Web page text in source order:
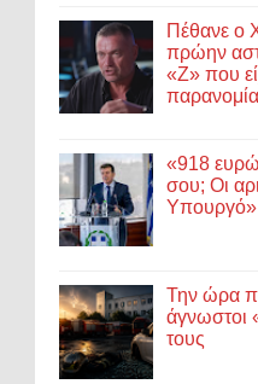
Πέθανε ο
πρώην
«Ζ» που
παρανομία
«918 ευρώ
σου; Οι
Υπουργό»
Την ώρα
άγνωστοι
τους